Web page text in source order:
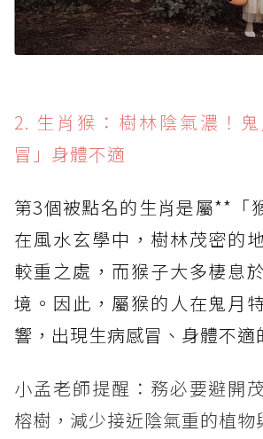
2. 生肖猴：樹林陰氣濃！
冒」身體不適
第3個被點名的生肖是屬**「
在風水玄學中，樹林茂密的
較重之處，而猴子大多棲息
境。因此，屬猴的人在鬼月
響，出現生病感冒、身體不適
小孟老師提醒：務必要避開
榕樹，減少接近陰氣重的植物